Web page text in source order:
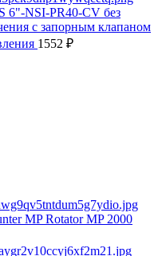
6"-NSI-PR40-CV без
с запорным клапаном
1552 ₽
MP Rotator MP 2000